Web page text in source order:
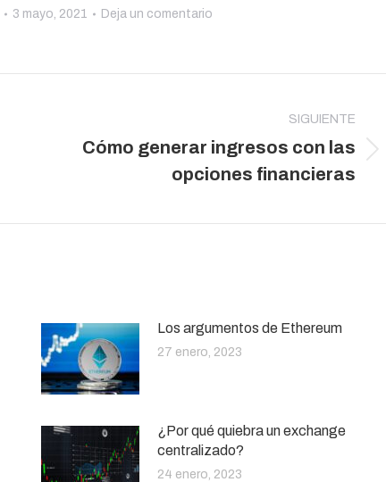
3 mayo, 2021 Deja un comentario
SIGUIENTE
PublicaciónCómo generar ingresos con las
opciones financieras
Los argumentos de Ethereum
27 enero, 2023
¿Por qué quiebra un exchange
centralizado?
24 enero, 2023